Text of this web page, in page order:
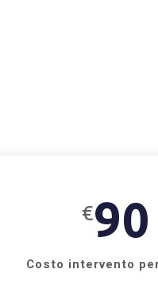
€90
Costo intervento